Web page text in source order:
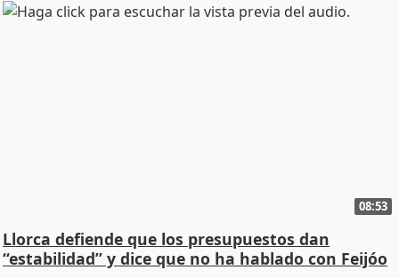
08:53
Llorca defiende que los presupuestos dan
“estabilidad” y dice que no ha hablado con Feijóo